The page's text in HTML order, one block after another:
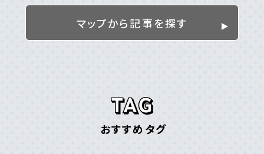
離島
マップから記事を探す
おすすめタグ